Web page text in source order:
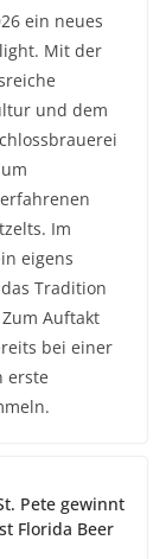
ein neues
Mit der
und dem
Im
eigens
Tradition
Auftakt
bei einer
erste
Pete gewinnt
Florida Beer